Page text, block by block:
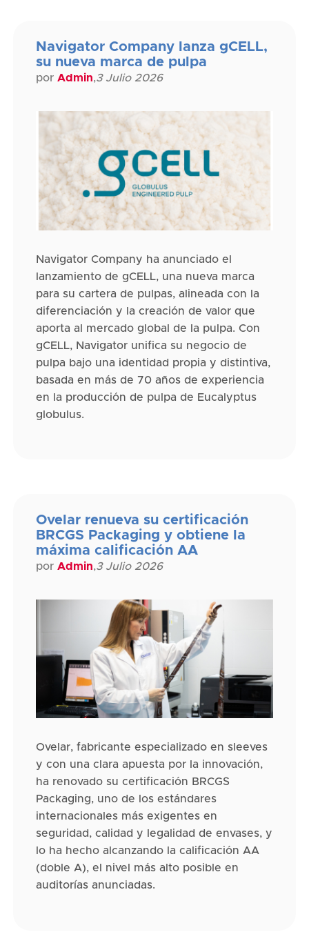
Navigator Company lanza gCELL,
su nueva marca de pulpa
por Admin,3 Julio 2026
Navigator Company ha anunciado el
lanzamiento de gCELL, una nueva marca
para su cartera de pulpas, alineada con la
diferenciación y la creación de valor que
aporta al mercado global de la pulpa. Con
gCELL, Navigator unifica su negocio de
pulpa bajo una identidad propia y distintiva,
basada en más de 70 años de experiencia
en la producción de pulpa de Eucalyptus
globulus.
Ovelar renueva su certificación
BRCGS Packaging y obtiene la
máxima calificación AA
por Admin,3 Julio 2026
Ovelar, fabricante especializado en sleeves
y con una clara apuesta por la innovación,
ha renovado su certificación BRCGS
Packaging, uno de los estándares
internacionales más exigentes en
seguridad, calidad y legalidad de envases, y
lo ha hecho alcanzando la calificación AA
(doble A), el nivel más alto posible en
auditorías anunciadas.